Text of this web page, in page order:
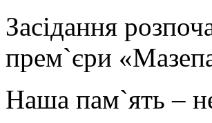
Засідання
прем`єри
Наша пам`ять –